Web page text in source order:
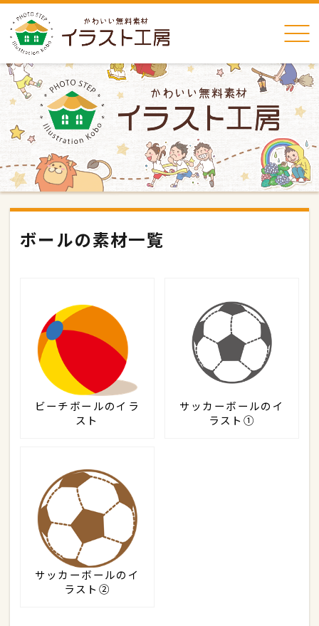
ボールの素材一覧
ビーチボールのイラ
スト
サッカーボールのイ
ラスト①
サッカーボールのイ
ラスト②